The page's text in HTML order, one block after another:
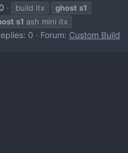
build itx ghost s1
s1 ash mini itx
0 Forum: Custom Build